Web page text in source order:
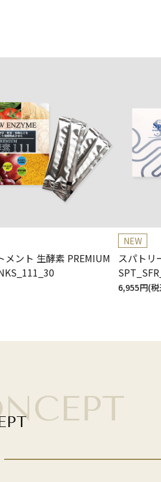
メント 生酵素 PREMIUM
NEW
スパトリ
6,955円(税